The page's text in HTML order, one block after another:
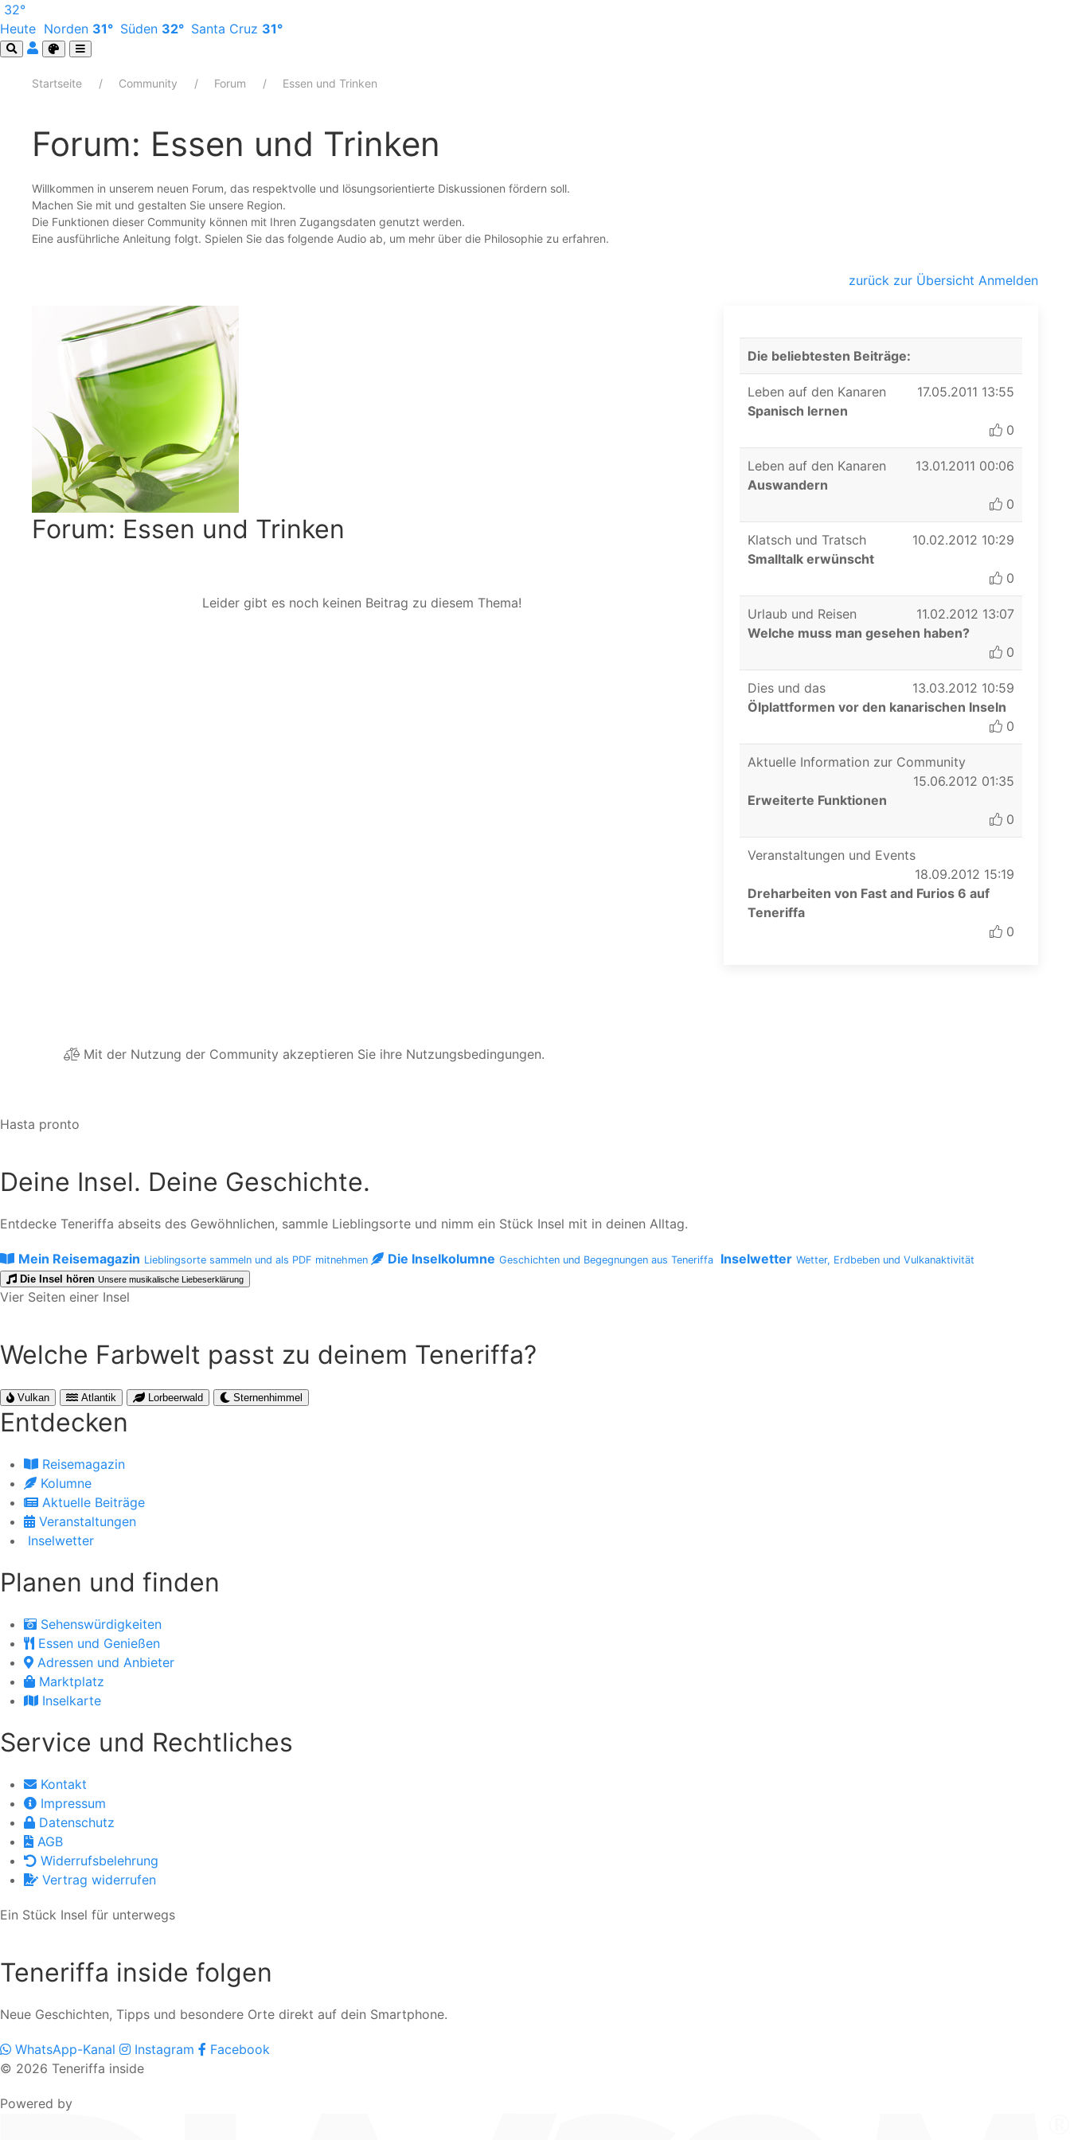
32°
Heute Norden 31° Süden 32° Santa Cruz 31°
Startseite Community Forum Essen und Trinken
Forum: Essen und Trinken
Willkommen in unserem neuen Forum, das respektvolle und lösungsorientierte Diskussionen fördern soll.
Machen Sie mit und gestalten Sie unsere Region.
Die Funktionen dieser Community können mit Ihren Zugangsdaten genutzt werden.
Eine ausführliche Anleitung folgt. Spielen Sie das folgende Audio ab, um mehr über die Philosophie zu erfahren.
zurück zur Übersicht Anmelden
Forum: Essen und Trinken
Leider gibt es noch keinen Beitrag zu diesem Thema!
Die beliebtesten Beiträge:
Leben auf den Kanaren
17.05.2011 13:55
Spanisch lernen
0
Leben auf den Kanaren
13.01.2011 00:06
Auswandern
0
Klatsch und Tratsch
10.02.2012 10:29
Smalltalk erwünscht
0
Urlaub und Reisen
11.02.2012 13:07
Welche muss man gesehen haben?
0
Dies und das
13.03.2012 10:59
Ölplattformen vor den kanarischen Inseln
0
Aktuelle Information zur Community
15.06.2012 01:35
Erweiterte Funktionen
0
Veranstaltungen und Events
18.09.2012 15:19
Dreharbeiten von Fast and Furios 6 auf
Teneriffa
0
Mit der Nutzung der Community akzeptieren Sie ihre Nutzungsbedingungen.
Hasta pronto
Deine Insel. Deine Geschichte.
Entdecke Teneriffa abseits des Gewöhnlichen, sammle Lieblingsorte und nimm ein Stück Insel mit in deinen Alltag.
Mein Reisemagazin Lieblingsorte sammeln und als PDF mitnehmen Die Inselkolumne Geschichten und Begegnungen aus Teneriffa Inselwetter Wetter, Erdbeben und Vulkanaktivität
Die Insel hören Unsere musikalische Liebeserklärung
Vier Seiten einer Insel
Welche Farbwelt passt zu deinem Teneriffa?
Vulkan Atlantik Lorbeerwald Sternenhimmel
Entdecken
Reisemagazin
Kolumne
Aktuelle Beiträge
Veranstaltungen
Inselwetter
Planen und finden
Sehenswürdigkeiten
Essen und Genießen
Adressen und Anbieter
Marktplatz
Inselkarte
Service und Rechtliches
Kontakt
Impressum
Datenschutz
AGB
Widerrufsbelehrung
Vertrag widerrufen
Ein Stück Insel für unterwegs
Teneriffa inside folgen
Neue Geschichten, Tipps und besondere Orte direkt auf dein Smartphone.
WhatsApp-Kanal Instagram
Facebook
© 2026 Teneriffa inside
Powered by